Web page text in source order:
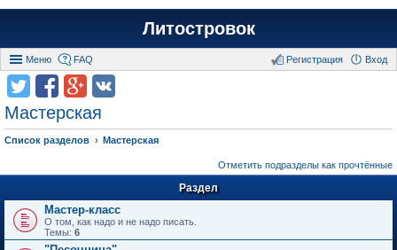
Литостровок
Меню FAQ Вход
Регистрация
Мастерская
Список разделов Мастерская
Отметить подразделы как прочтённые
Раздел
Мастер-класс
О том, как надо и не надо писать.
Темы: 6